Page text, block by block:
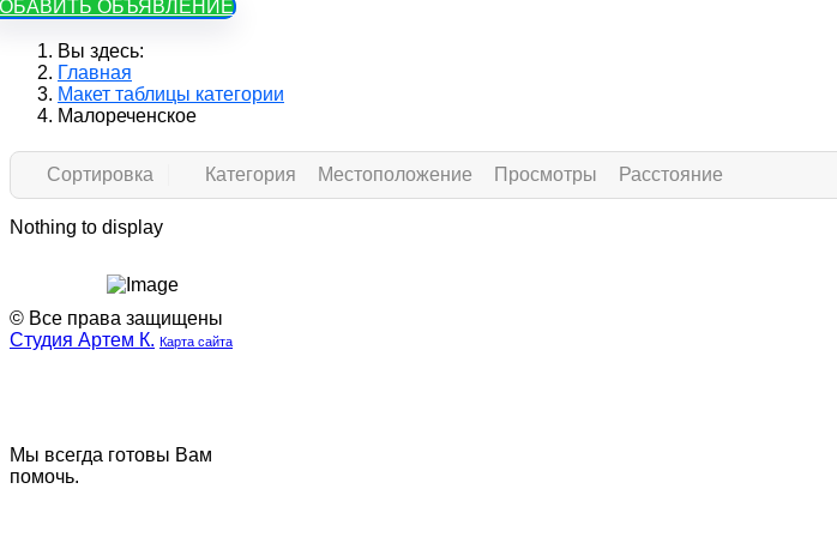
ОБЪЯВЛЕНИЕ
Вы здесь:
Главная
Макет таблицы категории
Малореченское
Сортировка Категория Местоположение Просмотры Расстояние
Nothing to display
© Все права защищены
Студия Артем К. Карта сайта
Мы всегда готовы Вам
помочь.